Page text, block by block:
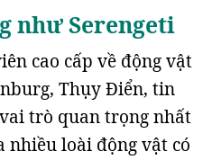
như Serengeti
cao cấp về động vật
Thụy Điển, tin
trò quan trọng nhất
nhiều loài động vật có